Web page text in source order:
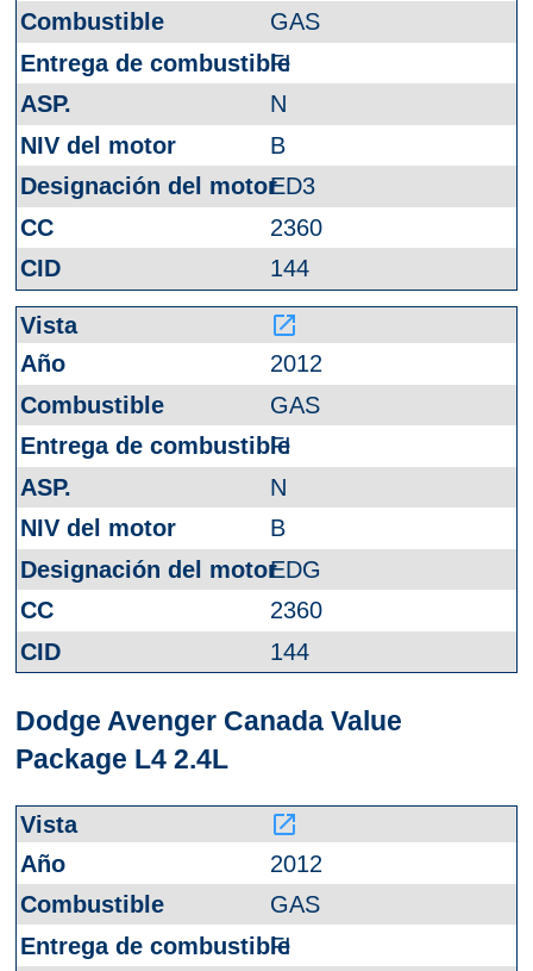
GAS
FI
N
B
ED3
2360
144
launch
2012
GAS
FI
N
B
EDG
2360
144
Dodge Avenger Canada Value
Package L4 2.4L
launch
2012
GAS
FI